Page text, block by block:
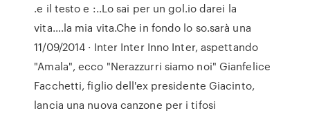
.e il testo e :..Lo sai per un gol.io darei la
vita….la mia vita.Che in fondo lo so.sarà una
11/09/2014 · Inter Inter Inno Inter, aspettando
"Amala", ecco "Nerazzurri siamo noi" Gianfelice
Facchetti, figlio dell'ex presidente Giacinto,
lancia una nuova canzone per i tifosi